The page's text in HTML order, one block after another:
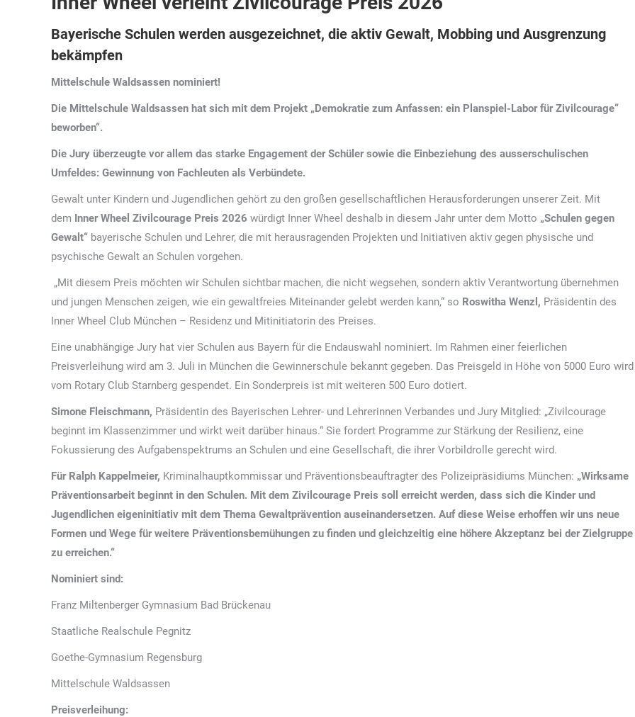
Bayerische Schulen werden ausgezeichnet, die aktiv Gewalt, Mobbing und Ausgrenzung
bekämpfen
Mittelschule Waldsassen nominiert!
Die Mittelschule Waldsassen hat sich mit dem Projekt „Demokratie zum Anfassen: ein Planspiel-Labor für Zivilcourage“
beworben“.
Die Jury überzeugte vor allem das starke Engagement der Schüler sowie die Einbeziehung des ausserschulischen
Umfeldes: Gewinnung von Fachleuten als Verbündete.
Gewalt unter Kindern und Jugendlichen gehört zu den großen gesellschaftlichen Herausforderungen unserer Zeit. Mit
dem Inner Wheel Zivilcourage Preis 2026 würdigt Inner Wheel deshalb in diesem Jahr unter dem Motto „Schulen gegen
Gewalt“ bayerische Schulen und Lehrer, die mit herausragenden Projekten und Initiativen aktiv gegen physische und
psychische Gewalt an Schulen vorgehen.
„Mit diesem Preis möchten wir Schulen sichtbar machen, die nicht wegsehen, sondern aktiv Verantwortung übernehmen
und jungen Menschen zeigen, wie ein gewaltfreies Miteinander gelebt werden kann,“ so Roswitha Wenzl, Präsidentin des
Inner Wheel Club München – Residenz und Mitinitiatorin des Preises.
Eine unabhängige Jury hat vier Schulen aus Bayern für die Endauswahl nominiert. Im Rahmen einer feierlichen
Preisverleihung wird am 3. Juli in München die Gewinnerschule bekannt gegeben. Das Preisgeld in Höhe von 5000 Euro wird
vom Rotary Club Starnberg gespendet. Ein Sonderpreis ist mit weiteren 500 Euro dotiert.
Simone Fleischmann, Präsidentin des Bayerischen Lehrer- und Lehrerinnen Verbandes und Jury Mitglied: „Zivilcourage
beginnt im Klassenzimmer und wirkt weit darüber hinaus.“ Sie fordert Programme zur Stärkung der Resilienz, eine
Fokussierung des Aufgabenspektrums an Schulen und eine Gesellschaft, die ihrer Vorbildrolle gerecht wird.
Für Ralph Kappelmeier, Kriminalhauptkommissar und Präventionsbeauftragter des Polizeipräsidiums München: „Wirksame
Präventionsarbeit beginnt in den Schulen. Mit dem Zivilcourage Preis soll erreicht werden, dass sich die Kinder und
Jugendlichen eigeninitiativ mit dem Thema Gewaltprävention auseinandersetzen. Auf diese Weise erhoffen wir uns neue
Formen und Wege für weitere Präventionsbemühungen zu finden und gleichzeitig eine höhere Akzeptanz bei der Zielgruppe
zu erreichen.“
Nominiert sind:
Franz Miltenberger Gymnasium Bad Brückenau
Staatliche Realschule Pegnitz
Goethe-Gymnasium Regensburg
Mittelschule Waldsassen
Preisverleihung: